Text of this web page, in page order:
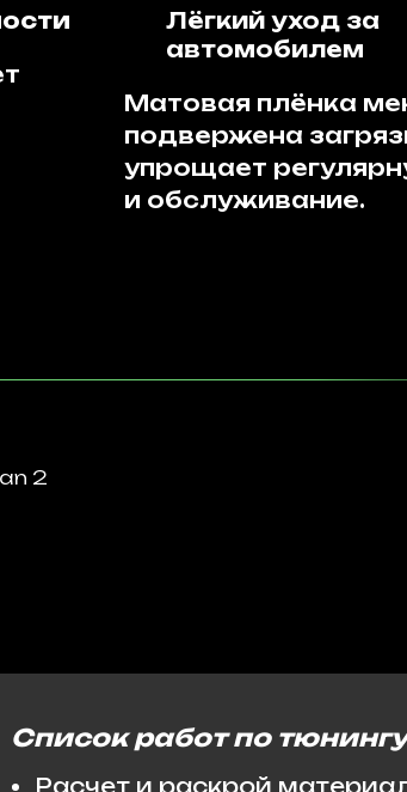
Лёгкий уход за
автомобилем
Матовая плёнка
подвержена
упрощает
и обслуживание.
2
Список работ по
Расчет и раскрой